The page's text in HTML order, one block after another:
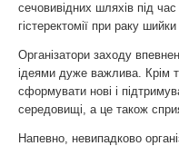
сечовивідних шляхів під
гістеректомії при раку
Організатори заходу
ідеями дуже важлива. Крім
сформувати нові і
середовищі, а це також
Напевно, невипадково